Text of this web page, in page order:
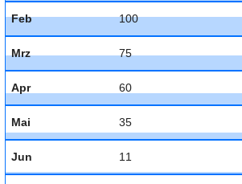
Feb 100
Mrz 75
Apr 60
Mai 35
Jun 11